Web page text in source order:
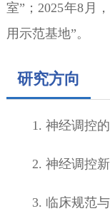
室”；2025年8月
用示范基地”。
研究方向
1. 神经调控
2. 神经调控
3. 临床规范